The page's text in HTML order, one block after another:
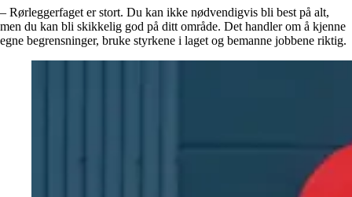
– Rørleggerfaget er stort. Du kan ikke nødvendigvis bli best på alt,
men du kan bli skikkelig god på ditt område. Det handler om å kjenne
egne begrensninger, bruke styrkene i laget og bemanne jobbene riktig.